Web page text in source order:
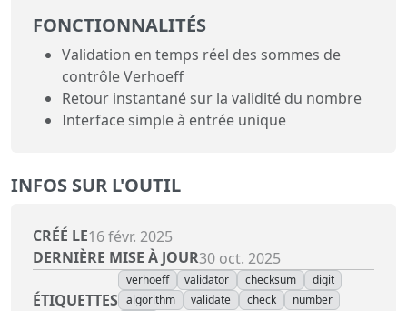
FONCTIONNALITÉS
Validation en temps réel des sommes de
contrôle Verhoeff
Retour instantané sur la validité du nombre
Interface simple à entrée unique
INFOS SUR L'OUTIL
CRÉÉ LE16 févr. 2025
DERNIÈRE MISE À JOUR30 oct. 2025
ÉTIQUETTES
verhoeff validator checksum
digit
algorithm
validate check
number